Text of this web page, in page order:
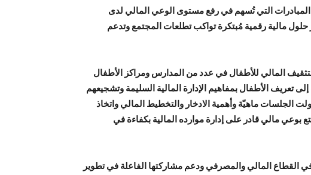
التي تُسهم في رفع مستوى الوعي المالي لدى
حلول مالية رقمية مُبتكرة تواكب تطلعات المجتمع وتدعم
المالي للأطفال في عدد من المدارس ومراكز الأطفال
الأطفال بمفاهيم الإدارة المالية السليمة وتشجيعهم
الجلسات ماهيّة وأهمية الادخار والتخطيط المالي واتخاذ
بوعي مالي قادر على إدارة موارده المالية بكفاءة في
القطاع المالي والمصرفي ودعم مشاركتها الفاعلة في تطوير